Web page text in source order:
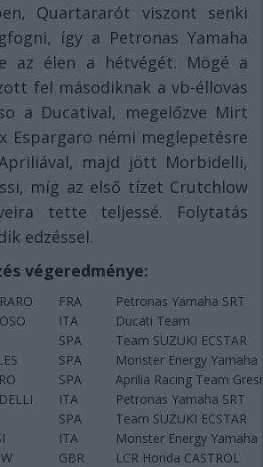
Quartararót viszont senki
így a Petronas Yamaha
az élen a hétvégét. Mögé a
fel másodiknak a vb-éllovas
a Ducatival, megelőzve Mirt
Espargaro némi meglepetésre
majd jött Morbidelli,
míg az első tízet Crutchlow
tette teljessé. Folytatás
edzéssel.
végeredménye:
FRA
Petronas Yamaha SRT
ITA
Ducati Team
SPA
Team SUZUKI ECSTAR
SPA
Monster Energy
SPA
Aprilia Racing Team
ITA
Petronas Yamaha SRT
SPA
Team SUZUKI ECSTAR
ITA
Monster Energy
GBR
LCR Honda CASTROL